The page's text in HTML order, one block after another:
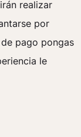
realizar
por
pago pongas
le